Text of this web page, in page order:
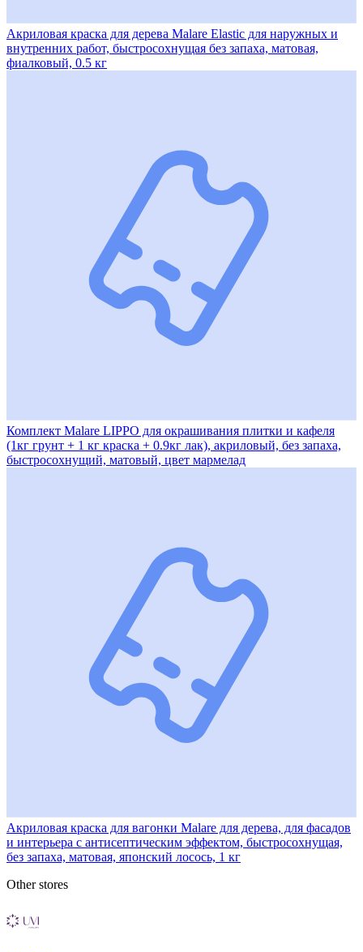
Акриловая краска для дерева Malare Elastic для наружных и
внутренних работ, быстросохнущая без запаха, матовая,
фиалковый, 0.5 кг
Комплект Malare LIPPO для окрашивания плитки и кафеля
(1кг грунт + 1 кг краска + 0.9кг лак), акриловый, без запаха,
быстросохнущий, матовый, цвет мармелад
Акриловая краска для вагонки Malare для дерева, для фасадов
и интерьера с антисептическим эффектом, быстросохнущая,
без запаха, матовая, японский лосось, 1 кг
Other stores